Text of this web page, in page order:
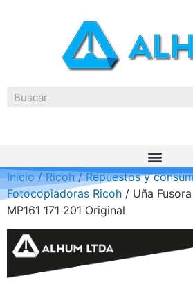
Inicio/Ricoh/Repuestos y
Fotocopiadoras Ricoh / Uña
MP161 171 201 Original